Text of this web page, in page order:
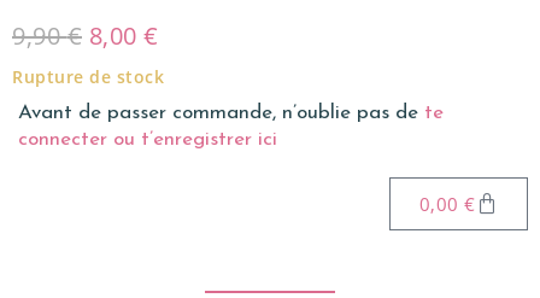
9,90€ 8,00 €
Rupture de stock
Avant de passer commande, n’oublie pas de te
connecter ou t’enregistrer ici
0,00 €